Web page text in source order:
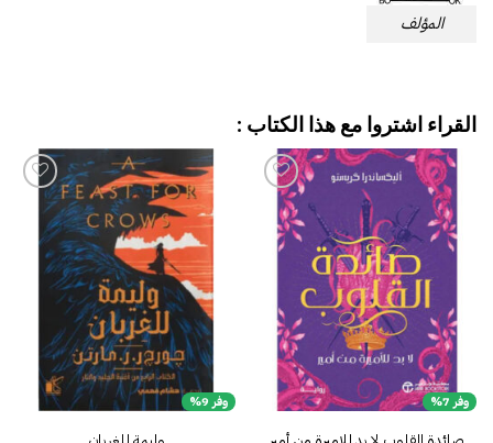
المؤلف
القراء اشتروا مع هذا الكتاب :
وفر 7%
إضافة
إلى
قائمة
الرغبات
وفر 9%
إضافة
قائمة
الرغبات